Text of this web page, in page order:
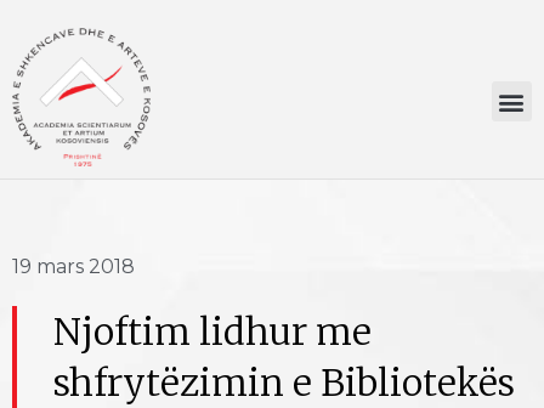
19 mars 2018
Njoftim lidhur me
shfrytëzimin e Bibliotekës